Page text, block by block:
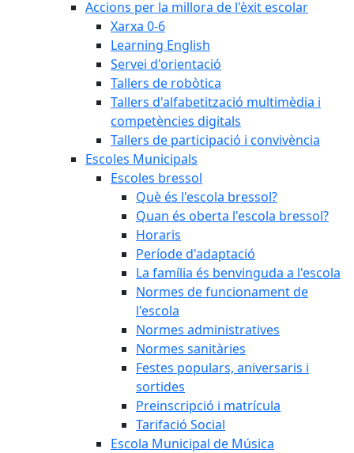
Accions per la millora de l'èxit escolar
Xarxa 0-6
Learning English
Servei d'orientació
Tallers de robòtica
Tallers d'alfabetització multimèdia i
competències digitals
Tallers de participació i convivència
Escoles Municipals
Escoles bressol
Què és l'escola bressol?
Quan és oberta l'escola bressol?
Horaris
Període d'adaptació
La família és benvinguda a l'escola
Normes de funcionament de
l'escola
Normes administratives
Normes sanitàries
Festes populars, aniversaris i
sortides
Preinscripció i matrícula
Tarifació Social
Escola Municipal de Música